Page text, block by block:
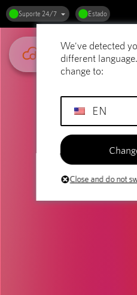
Suporte 24/7 Estado
We've detected
different
change to:
EN
Close and do not